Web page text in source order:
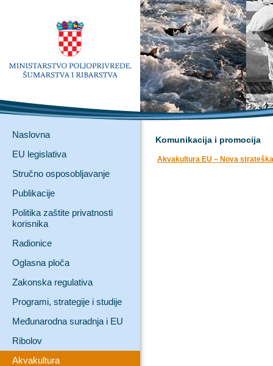
Naslovna
EU legislativa
Stručno osposobljavanje
Publikacije
Politika zaštite privatnosti
korisnika
Radionice
Oglasna ploča
Zakonska regulativa
Programi, strategije i studije
Međunarodna suradnja i EU
Ribolov
Akvakultura
Komunikacija i promocija
Akvakultura EU – Nova